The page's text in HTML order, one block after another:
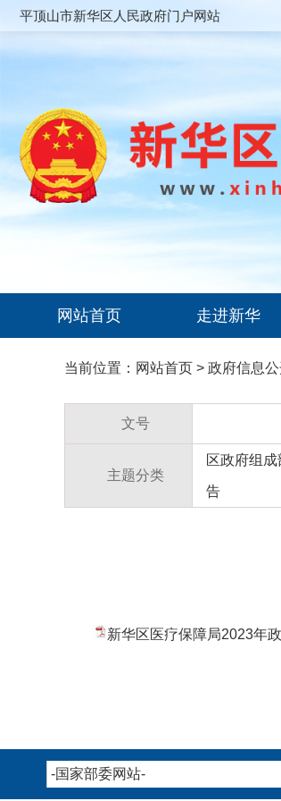
平顶山市新华区人民政府门户网站
网站首页 走进新华
当前位置： 网站首页 > 政府信息
文号
主题分类
区政府组
告
新华区医疗保障局2023年